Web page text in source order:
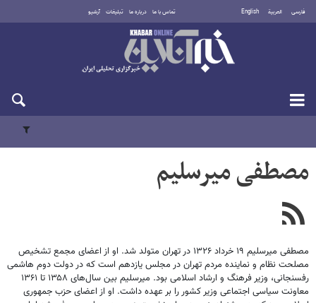
فارسی العربية English تماس با ما درباره ما تبلیغات آرشیو
جمعه ۱۶ مرداد ۱۴۰۵
مصطفی میرسلیم
مصطفی میرسلیم ۱۹ خرداد ۱۳۲۶ در تهران متولد شد. او از اعضای مجمع تشخیص
مصلحت نظام و نماینده مردم تهران در مجلس یازدهم است که در دولت دوم هاشمی
رفسنجانی، وزیر فرهنگ و ارشاد اسلامی بود. میرسلیم بین سال‌های ۱۳۵۸ تا ۱۳۶۱
معاونت سیاسی اجتماعی وزیر کشور را بر عهده داشت. او از اعضای حزب جمهوری